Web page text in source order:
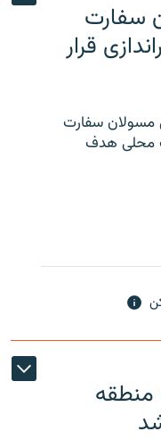
سفارت
قرار
مسولان سفارت
محلی هدف
منطقه